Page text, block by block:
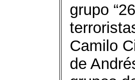
grupo
Camilo
de